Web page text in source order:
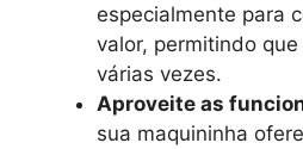
especialmente para
valor, permitindo
várias vezes.
Aproveite as
sua maquininha